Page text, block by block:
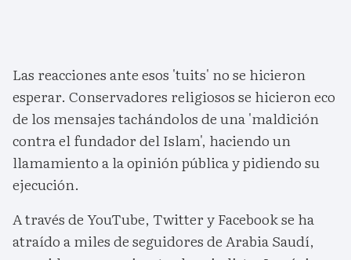
Las reacciones ante esos 'tuits' no se hicieron
esperar. Conservadores religiosos se hicieron eco
de los mensajes tachándolos de una 'maldición
contra el fundador del Islam', haciendo un
llamamiento a la opinión pública y pidiendo su
ejecución.
A través de YouTube, Twitter y Facebook se ha
atraído a miles de seguidores de Arabia Saudí,